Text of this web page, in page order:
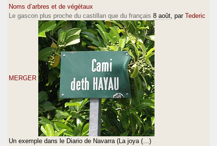
Noms d’arbres et de végétaux
Le gascon plus proche du castillan que du français 8 août , par Tederic
MERGER
Un exemple dans le Diario de Navarra (La joya (…)